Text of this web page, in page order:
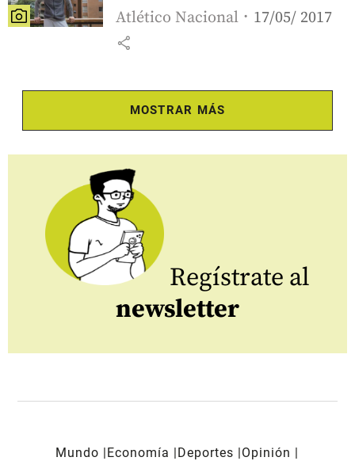
Atlético Nacional 17/05/ 2017
share
MOSTRAR MÁS
Regístrate al
newsletter
Mundo Economía Deportes
Opinión